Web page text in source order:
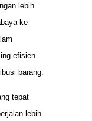
lebih
ke
efisien
barang.
tepat
lebih